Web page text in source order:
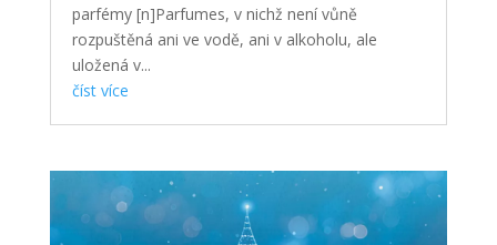
parfémy [n]Parfumes, v nichž není vůně
rozpuštěná ani ve vodě, ani v alkoholu, ale
uložená v...
číst více